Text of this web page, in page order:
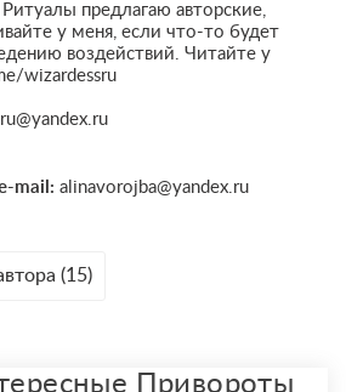
предлагаю авторские,
у меня, если что-то будет
воздействий. Читайте у
wizardessru
mail: alinavorojba@yandex.ru
(15)
Привороты